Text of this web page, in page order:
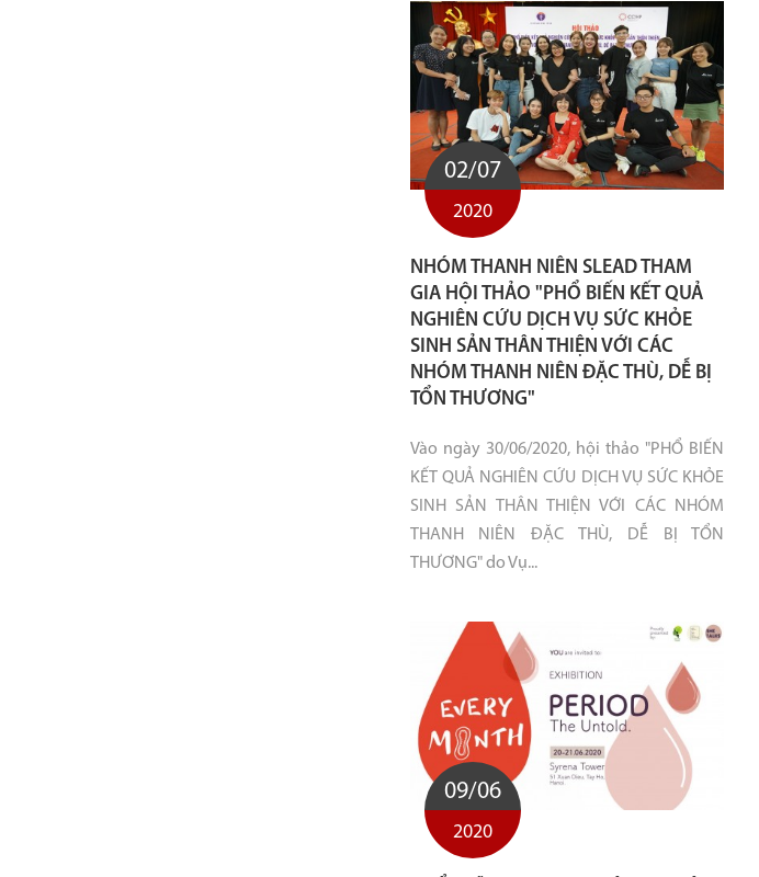
02/07
2020
NHÓM THANH NIÊN SLEAD THAM
GIA HỘI THẢO "PHỔ BIẾN KẾT QUẢ
NGHIÊN CỨU DỊCH VỤ SỨC KHỎE
SINH SẢN THÂN THIỆN VỚI CÁC
NHÓM THANH NIÊN ĐẶC THÙ, DỄ BỊ
TỔN THƯƠNG"
Vào ngày 30/06/2020, hội thảo "PHỔ BIẾN
KẾT QUẢ NGHIÊN CỨU DỊCH VỤ SỨC KHỎE
SINH SẢN THÂN THIỆN VỚI CÁC NHÓM
THANH NIÊN ĐẶC THÙ, DỄ BỊ TỔN
THƯƠNG" do Vụ...
09/06
2020